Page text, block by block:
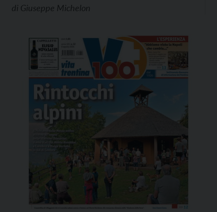
di Giuseppe Michelon